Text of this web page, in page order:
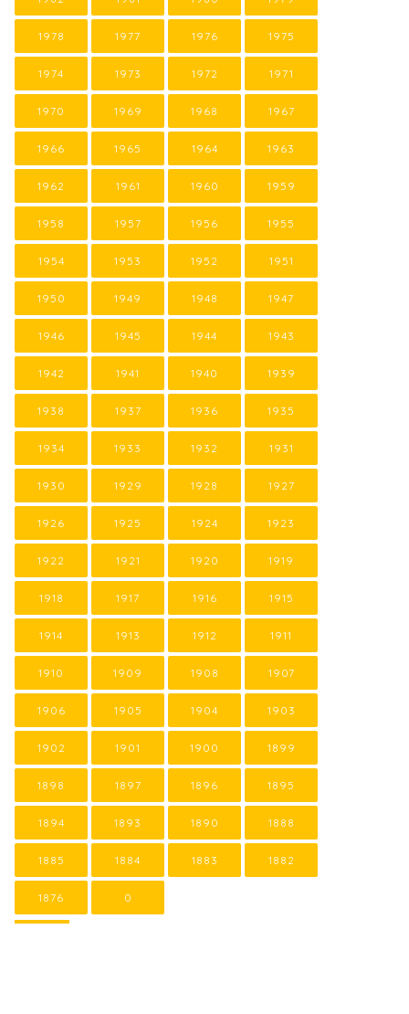
1978 1977 1976 1975
1974 1973 1972 1971
1970 1969 1968 1967
1966 1965 1964 1963
1962 1961 1960 1959
1958 1957 1956 1955
1954 1953 1952 1951
1950 1949 1948 1947
1946 1945 1944 1943
1942 1941 1940 1939
1938 1937 1936 1935
1934 1933 1932 1931
1930 1929 1928 1927
1926 1925 1924 1923
1922 1921 1920 1919
1918 1917 1916 1915
1914 1913 1912 1911
1910 1909 1908 1907
1906 1905 1904 1903
1902 1901 1900 1899
1898 1897 1896 1895
1894 1893 1890 1888
1885 1884 1883 1882
1876 0